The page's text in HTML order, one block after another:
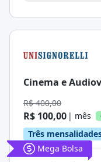
Cinema e
R$ 400,00
R$ 100,00 | mês
Três
Mega Bolsa